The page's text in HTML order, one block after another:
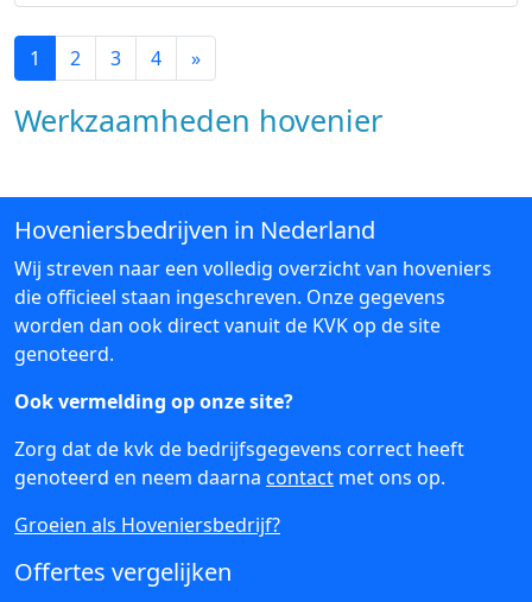
1 2 3 4 »
Werkzaamheden hovenier
Hoveniersbedrijven in Nederland
Wij streven naar een volledig overzicht van hoveniers
die officieel staan ingeschreven. Onze gegevens
worden dan ook direct vanuit de KVK op de site
genoteerd.
Ook vermelding op onze site?
Zorg dat de kvk de bedrijfsgegevens correct heeft
genoteerd en neem daarna contact met ons op.
Groeien als Hoveniersbedrijf?
Offertes vergelijken